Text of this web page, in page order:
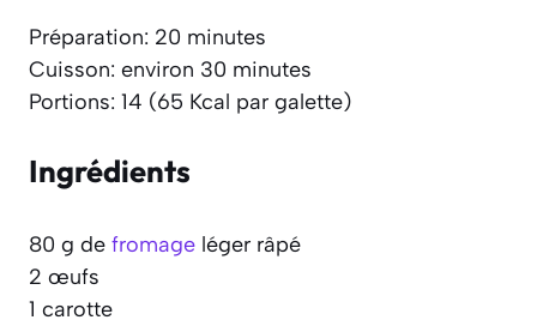
Préparation: 20 minutes
Cuisson: environ 30 minutes
Portions: 14 (65 Kcal par galette)
Ingrédients
80 g de fromage léger râpé
2 œufs
1 carotte